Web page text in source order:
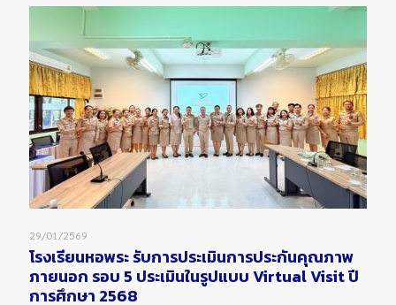
29/01/2569
โรงเรียนหอพระ รับการประเมินการประกันคุณภาพ
ภายนอก รอบ 5 ประเมินในรูปแบบ Virtual Visit ปี
การศึกษา 2568